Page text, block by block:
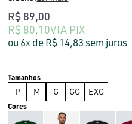
R$ 80,10VIA PIX
R$ 89,00
6x R$ 14,83sem juros
P M G GG EXG